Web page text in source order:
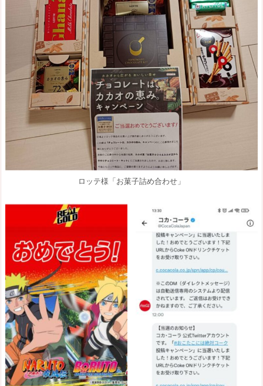
ロッテ様「お菓子詰め合わせ」